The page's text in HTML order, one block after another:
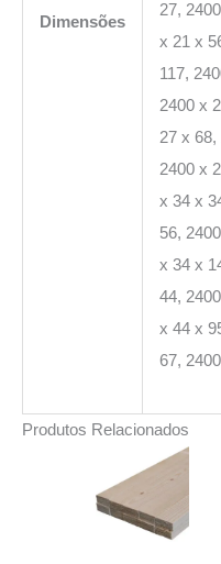
Dimensões
27,
x 21 x
117,
2400 x
27 x 68,
2400 x
x 34 x
56,
x 34 x
44,
x 44 x
67,
Produtos Relacionados